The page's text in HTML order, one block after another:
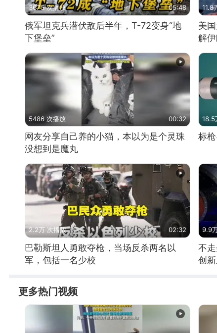
3675 次播放 05:48
俄军坦克兵潜伏敌后半年，T-72变身“地
下堡垒”
11.8
美
解
5486 次播放 00:32
网友分享自己养的小猫，本以为是个灵珠
没想到是魔丸
18.5
标
2.2万 次播放 02:32
巴勒斯坦人勇敢夺枪，当场反杀两名以
军，包括一名少校
9.9
不
创
更多热门视频